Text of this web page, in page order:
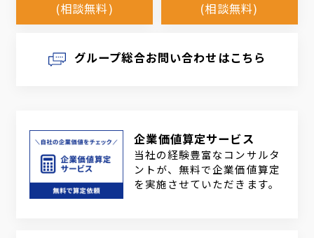
(相談無料)
(相談無料)
グループ総合お問い合わせはこちら
企業価値算定サービス
当社の経験豊富なコンサルタ
ントが、無料で企業価値算定
を実施させていただきます。